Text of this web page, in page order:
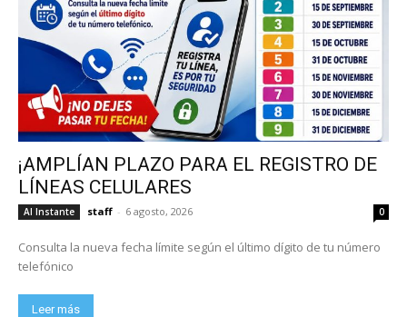
¡AMPLÍAN PLAZO PARA EL REGISTRO DE
LÍNEAS CELULARES
Al Instante staff - 6 agosto, 2026 0
Consulta la nueva fecha límite según el último dígito de tu número
telefónico
Leer más